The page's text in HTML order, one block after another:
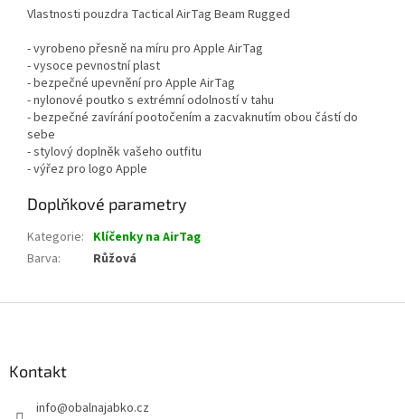
Vlastnosti pouzdra Tactical AirTag Beam Rugged
- vyrobeno přesně na míru pro Apple AirTag
- vysoce pevnostní plast
- bezpečné upevnění pro Apple AirTag
- nylonové poutko s extrémní odolností v tahu
- bezpečné zavírání pootočením a zacvaknutím obou částí do
sebe
- stylový doplněk vašeho outfitu
- výřez pro logo Apple
Doplňkové parametry
Kategorie: Klíčenky na AirTag
Barva: Růžová
Kontakt
info@obalnajabko.cz